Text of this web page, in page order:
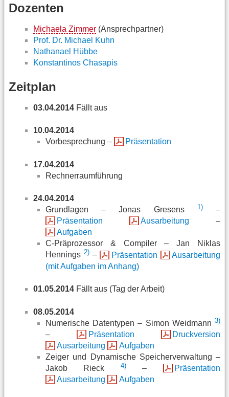
Dozenten
Michaela Zimmer (Ansprechpartner)
Prof. Dr. Michael Kuhn
Nathanael Hübbe
Konstantinos Chasapis
Zeitplan
03.04.2014 Fällt aus
10.04.2014
Vorbesprechung –
Präsentation
17.04.2014
Rechnerraumführung
24.04.2014
Grundlagen – Jonas Gresens
1)–
Präsentation
Ausarbeitung –
Aufgaben
C-Präprozessor & Compiler – Jan Niklas
Hennings 2)– Präsentation
Ausarbeitung
(mit Aufgaben im Anhang)
01.05.2014 Fällt aus (Tag der Arbeit)
08.05.2014
Numerische Datentypen – Simon Weidmann 3)
– Präsentation
Druckversion
Ausarbeitung
Aufgaben
Zeiger und Dynamische Speicherverwaltung –
Jakob Rieck 4)–
Präsentation
Ausarbeitung
Aufgaben